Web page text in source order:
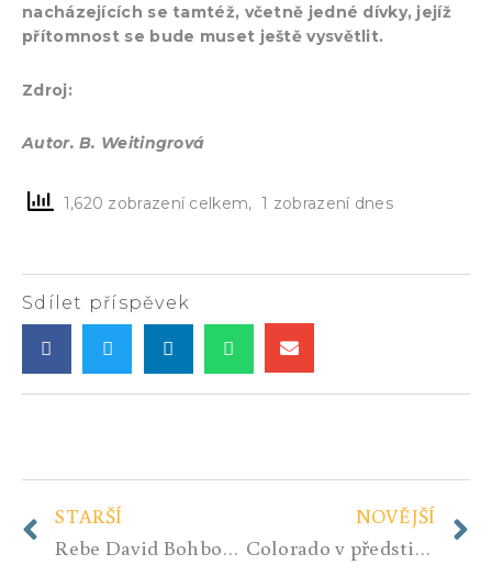
nacházejících se tamtéž, včetně jedné dívky, jejíž
přítomnost se bude muset ještě vysvětlit.
Zdroj:
Autor. B. Weitingrová
1,620 zobrazení celkem, 1 zobrazení dnes
Sdílet příspěvek
STARŠÍ
Rebe David Bohbot: Na válku nejste připraveni
NOVĚJŠÍ
Colorado v předstihu. V capitolu vystavili místo Trumpova potrétu Putina